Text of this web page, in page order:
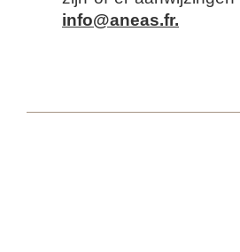
info@aneas.fr.